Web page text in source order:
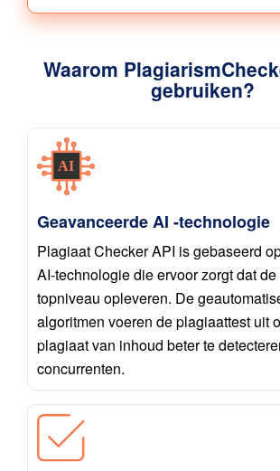
Waarom
gebruiken?
Geavanceerde AI -technologie
Plagiaat Checker API is gebaseerd
AI-technologie die ervoor zorgt dat
topniveau opleveren. De
algoritmen voeren de plagiaattest uit
plagiaat van inhoud beter te
concurrenten.